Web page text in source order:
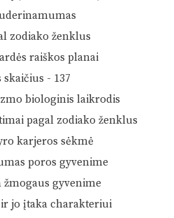
zodiako ženklus
raiškos planai
skaičius - 137
biologinis laikrodis
pagal zodiako ženklus
karjeros sėkmė
poros gyvenime
žmogaus gyvenime
jo įtaka charakteriui